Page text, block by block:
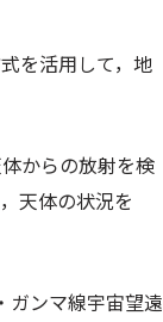
を活用して，地
からの放射を検
天体の状況を
ガンマ線宇宙望遠